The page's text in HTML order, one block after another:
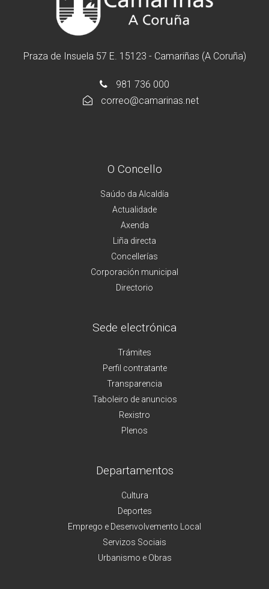
Praza de Insuela 57 E. 15123 - Camariñas (A Coruña)
981 736 000
correo@camarinas.net
O Concello
Saúdo da Alcaldía
Actualidade
Axenda
Liña directa
Concellerías
Corporación municipal
Directorio
Sede electrónica
Trámites
Perfil contratante
Transparencia
Taboleiro de anuncios
Rexistro
Plenos
Departamentos
Cultura
Deportes
Emprego e Desenvolvemento Local
Servizos Sociais
Urbanismo e Obras